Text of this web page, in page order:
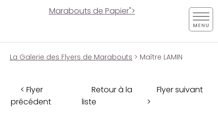
Marabouts de Papier">
La Galerie des Flyers de Marabouts > Maître LAMIN
< Flyer
précédent
Retour à la
liste
Flyer suivant
>